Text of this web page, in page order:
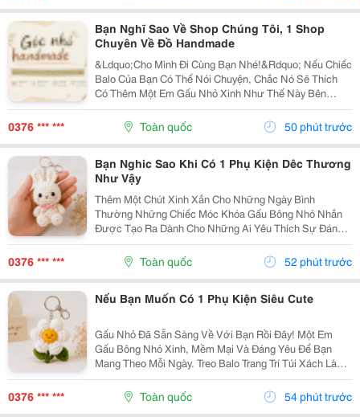
Bạn Nghĩ Sao Về Shop Chúng Tôi, 1 Shop
Chuyên Về Đồ Handmade
&Ldquo;Cho Mình Đi Cùng Bạn Nhé!&Rdquo; Nếu Chiếc
Balo Của Bạn Có Thể Nói Chuyện, Chắc Nó Sẽ Thích
Có Thêm Một Em Gấu Nhỏ Xinh Như Thế Này Bên
Cạnh. Từ Những Buổi Đi Học, Đi Làm, Đi Cà Phê Hay
Những Chuyến Đi Chơi Cuối Tuần, Em Móc Khóa Gấu
Bông...
0376 *** *** Toàn quốc 50 phút trước
Bạn Nghic Sao Khi Có 1 Phụ Kiện Dêc Thương
Như Vậy
Thêm Một Chút Xinh Xắn Cho Những Ngày Bình
Thường Những Chiếc Móc Khóa Gấu Bông Nhỏ Nhắn
Được Tạo Ra Dành Cho Những Ai Yêu Thích Sự Đáng
Yêu Và Những Món Đồ Có Dấu Ấn Riêng. Từ Chiếc Balo
Đi Học, Túi Xách Đi Chơi Đến Chùm Chìa Khóa Quen
Thuộc,...
0376 *** *** Toàn quốc 52 phút trước
Nếu Bạn Muốn Có 1 Phụ Kiện Siêu Cute
Gấu Nhỏ Đã Sẵn Sàng Về Với Bạn Rồi Đây! Một Em
Gấu Bông Nhỏ Xinh, Mềm Mại Và Đáng Yêu Để Bạn
Mang Theo Mỗi Ngày. Treo Balo Trang Trí Túi Xách Làm
Móc Khóa Tặng Người Bạn Yêu Quý
Gocnhohandmade.com Không Cần Quá Nhiều Phụ
Kiện, Chỉ Một Em Gấu...
0376 *** *** Toàn quốc 54 phút trước